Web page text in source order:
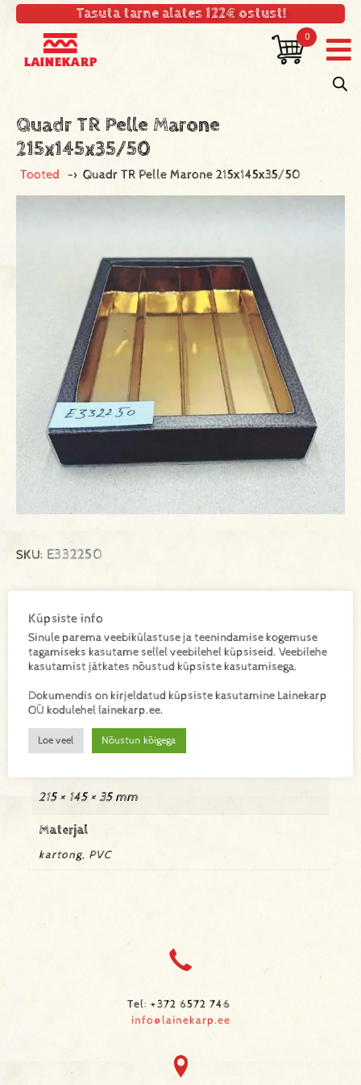
Tasuta tarne alates 122€ ostust!
0
Quadr TR Pelle Marone
215x145x35/50
Tooted -> Quadr TR Pelle Marone 215x145x35/50
SKU: E332250
Lisa toode päringukorvi
Lisainfo
Kaal
0,096 kg
215 × 145 × 35 mm
Materjal
kartong, PVC
Küpsiste info
Sinule parema veebikülastuse ja teenindamise kogemuse
tagamiseks kasutame sellel veebilehel küpsiseid. Veebilehe
kasutamist jätkates nõustud küpsiste kasutamisega.
Dokumendis on kirjeldatud küpsiste kasutamine Lainekarp
OÜ kodulehel lainekarp.ee.
Loe veel Nõustun kõigega
Tel: +372 6572 746
info@lainekarp.ee